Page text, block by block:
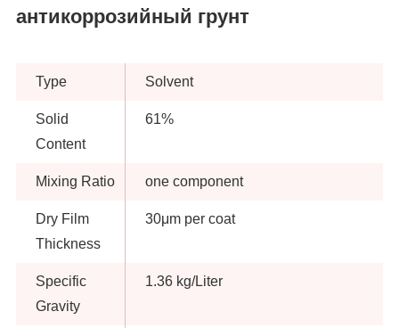
антикоррозийный грунт
Type Solvent
Solid
Content
61%
Mixing Ratio one component
Dry Film
Thickness
30μm per coat
Specific
Gravity
1.36 kg/Liter